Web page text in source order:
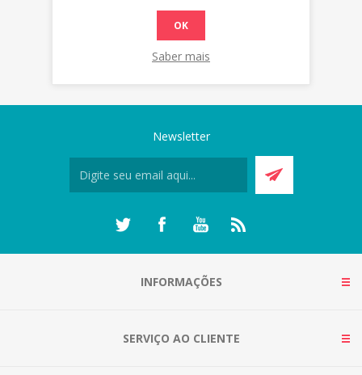
Newsletter
INFORMAÇÕES
SERVIÇO AO CLIENTE
OK
Saber mais